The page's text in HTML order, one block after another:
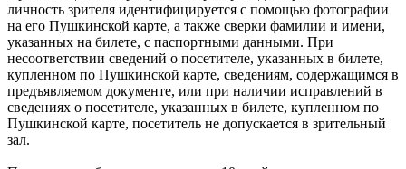
личность зрителя идентифицируется с помощью фотографии
на его Пушкинской карте, а также сверки фамилии и имени,
указанных на билете, с паспортными данными. При
несоответствии сведений о посетителе, указанных в билете,
купленном по Пушкинской карте, сведениям, содержащимся в
предъявляемом документе, или при наличии исправлений в
сведениях о посетителе, указанных в билете, купленном по
Пушкинской карте, посетитель не допускается в зрительный
зал.